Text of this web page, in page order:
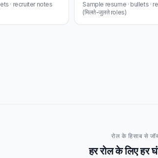
· recruiter notes
Sample resume · bullets ·
(मिलते-जुलते roles)
रोल के हिसाब से
हर रोल के लिए हर